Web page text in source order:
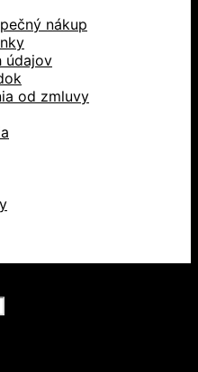
nákup
údajov
od zmluvy